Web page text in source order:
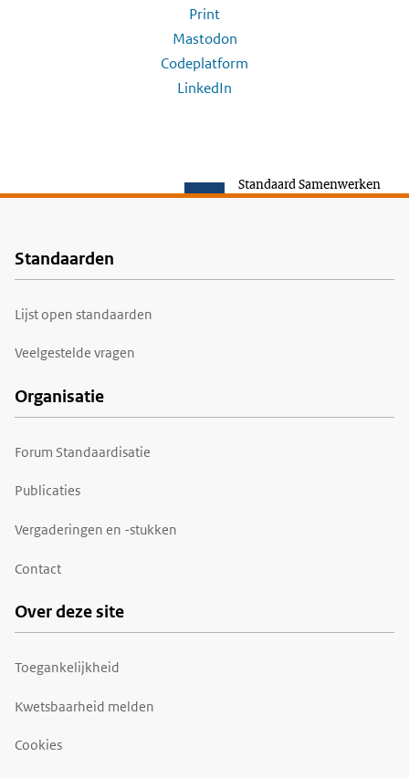
Print
Mastodon
Codeplatform
LinkedIn
Standaard Samenwerken
Voet
Standaarden
Lijst open standaarden
Veelgestelde vragen
Organisatie
Forum Standaardisatie
Publicaties
Vergaderingen en -stukken
Contact
Over deze site
Toegankelijkheid
Kwetsbaarheid melden
Cookies